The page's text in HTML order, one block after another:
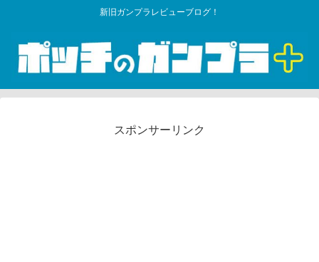
新旧ガンプラレビューブログ！
スポンサーリンク